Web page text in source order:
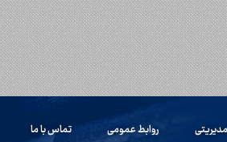
روابط عمومی تماس با ما